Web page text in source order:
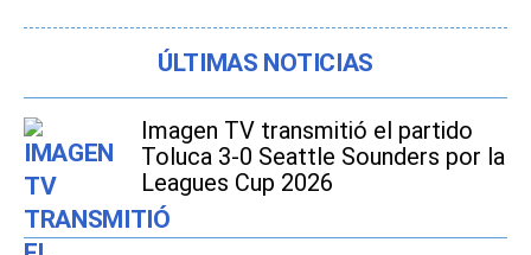
ÚLTIMAS NOTICIAS
Imagen TV transmitió el partido
Toluca 3-0 Seattle Sounders por la
Leagues Cup 2026